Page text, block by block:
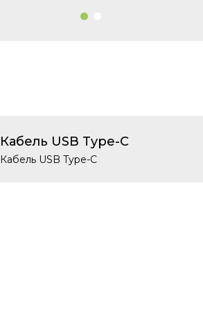
Кабель USB Type-C
Кабель USB Type-C